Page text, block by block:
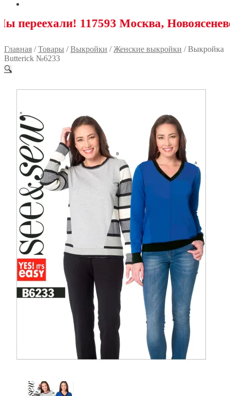
117593 Москва, Новоясеневский
Главная /Товары /Выкройки /Женские выкройки /Выкройка
Butterick №6233
🔍